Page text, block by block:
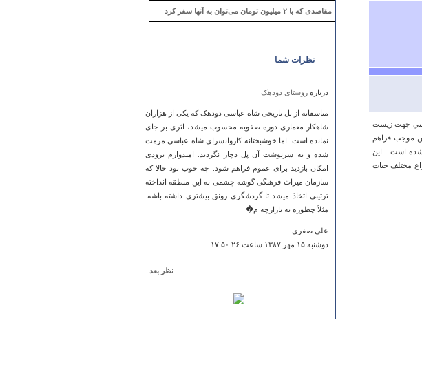
مقاصدی که با ۲ میلیون تومان می‌توان به آنها سفر کرد
نظرات شما
درباره روستای دودهک
متاسفانه از پل تاریخی شاه عباسی دودهک که یکی از هزاران
شاهکار معماری دوره صفویه محسوب میشد، اثری بر جای
نمانده است. اما خوشبختانه کاروانسرای شاه عباسی مرمت
شده و به سرنوشت آن پل دچار نگردید. امیدوارم بزودی
امکان بازدید برای عموم فراهم شود. چه خوب بود حالا که
سازمان میراث فرهنگی گوشه چشمی به این منطقه انداخته
ترتیبی اتخاذ میشد تا گردشگری رونق بیشتری داشته باشه.
مثلاً چطوره یه بازارچه م�
علی صفری
دوشنبه ۱۵ مهر ۱۳۸۷ ساعت ۱۷:۵۰:۲۶
kheeeeeeeeeeyli chert booooooood. mokhtasar tar az in
نظر بعد
نظر جنبه هاي زيستي جهت زيست
موجب فراهم
شده است . اين
مختلف حيات